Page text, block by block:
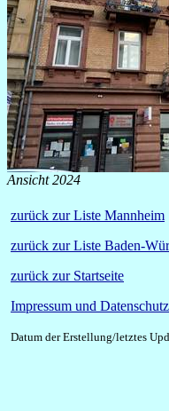
Ansicht 2024
zurück zur Liste Mannheim
zurück zur Liste Baden-
zurück zur Startseite
Impressum und
Datum der Erstellung/letztes